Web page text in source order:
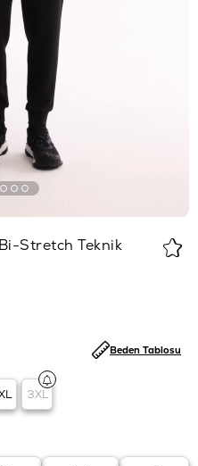
Stretch Teknik
3XL
Beden Tablosu